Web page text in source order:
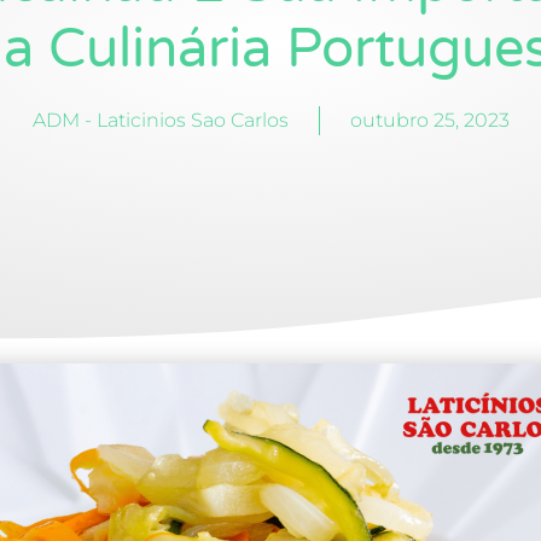
Culinária
ADM - Laticinios Sao Carlos outubro 25, 2023